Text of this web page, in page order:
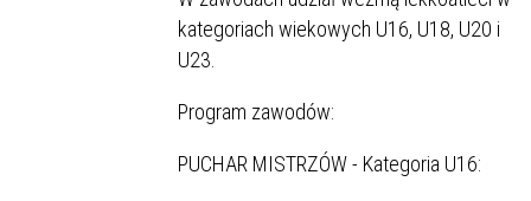
kategoriach wiekowych U16, U18, U20 i
U23.
Program zawodów:
PUCHAR MISTRZÓW - Kategoria U16: